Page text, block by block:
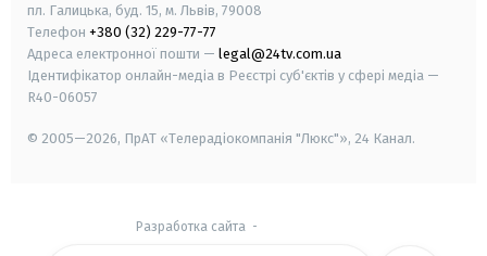
пл. Галицька, буд. 15, м. Львів, 79008
Телефон +380 (32) 229-77-77
Адреса електронної пошти — legal@24tv.com.ua
Ідентифікатор онлайн-медіа в Реєстрі суб'єктів у сфері медіа —
R40-06057
© 2005—2026, ПрАТ «Телерадіокомпанія "Люкс"», 24 Канал.
Разработка сайта -